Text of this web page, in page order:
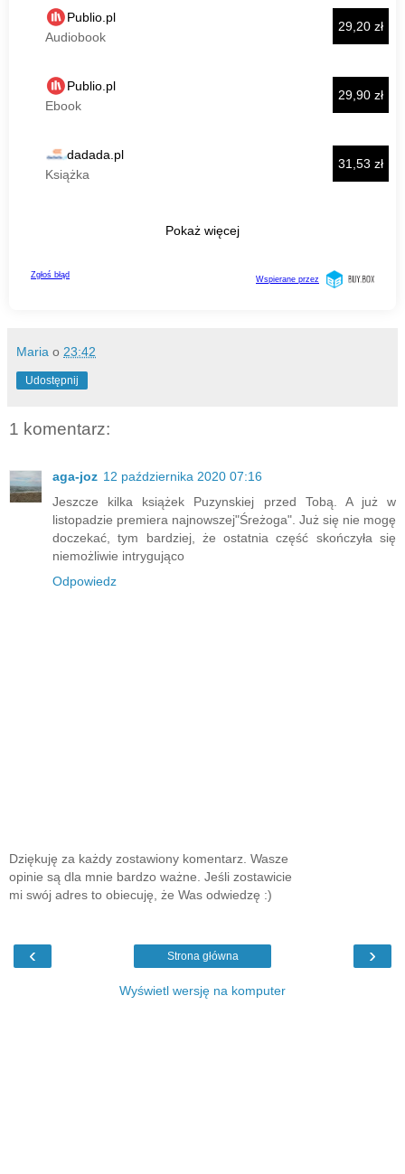
Maria o 23:42
Udostępnij
1 komentarz:
aga-joz 12 października 2020 07:16
Jeszcze kilka książek Puzynskiej przed Tobą. A już w
listopadzie premiera najnowszej"Śreżoga". Już się nie mogę
doczekać, tym bardziej, że ostatnia część skończyła się
niemożliwie intrygująco
Odpowiedz
Dziękuję za każdy zostawiony komentarz. Wasze
opinie są dla mnie bardzo ważne. Jeśli zostawicie
mi swój adres to obiecuję, że Was odwiedzę :)
‹ ›
Strona główna
Wyświetl wersję na komputer